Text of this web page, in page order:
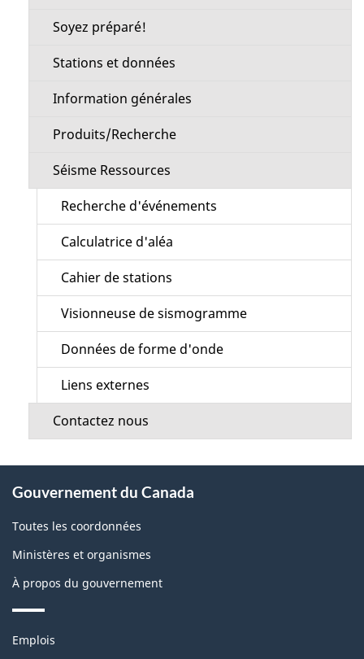
Soyez préparé!
Stations et données
Information générales
Produits/Recherche
Séisme Ressources
Recherche d'événements
Calculatrice d'aléa
Cahier de stations
Visionneuse de sismogramme
Données de forme d'onde
Liens externes
Contactez nous
propos
de
ce
Gouvernement du Canada
Toutes les coordonnées
Ministères et organismes
À propos du gouvernement
Thèmes
Emplois